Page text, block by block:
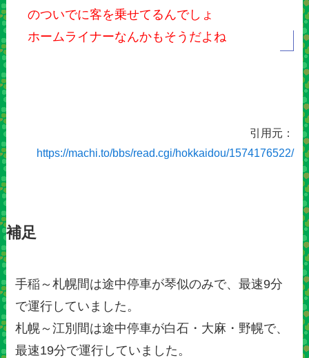
のついでに客を乗せてるんでしょ
ホームライナーなんかもそうだよね
引用元：
https://machi.to/bbs/read.cgi/hokkaidou/1574176522/
補足
手稲～札幌間は途中停車が琴似のみで、最速9分
で運行していました。
札幌～江別間は途中停車が白石・大麻・野幌で、
最速19分で運行していました。